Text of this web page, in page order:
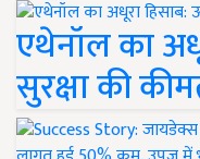
एथेनॉल का
सुरक्षा की